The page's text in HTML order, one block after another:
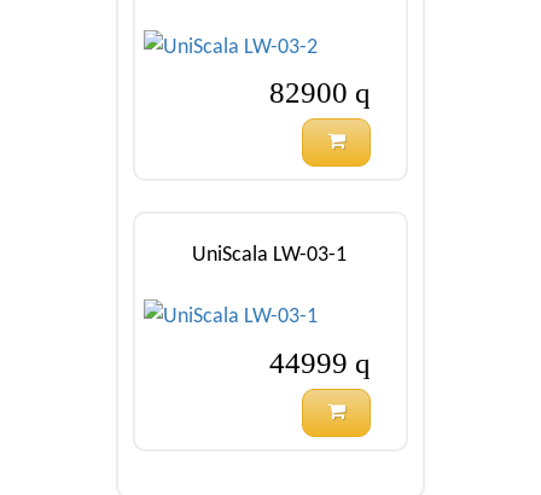
82900 q
UniScala LW-03-1
44999 q